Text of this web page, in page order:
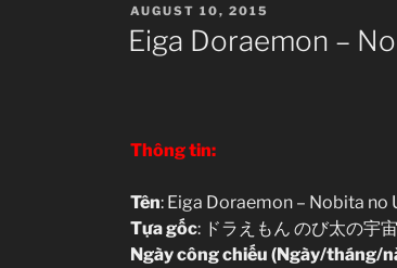
POSTED
ON
AUGUST 10, 2015
Eiga Doraemon –
Thông tin:
Tên: Eiga Doraemon – Nobita no
Tựa gốc: ドラえもん のび太の宇
Ngày công chiếu (Ngày/tháng/